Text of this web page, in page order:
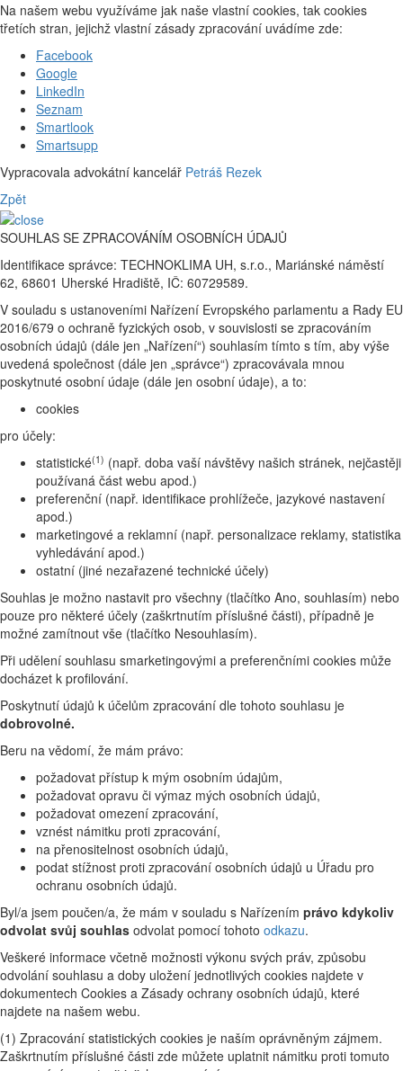
Na našem webu využíváme jak naše vlastní cookies, tak cookies
třetích stran, jejichž vlastní zásady zpracování uvádíme zde:
Facebook
Google
LinkedIn
Seznam
Smartlook
Smartsupp
Vypracovala advokátní kancelář Petráš Rezek
Zpět
SOUHLAS SE ZPRACOVÁNÍM OSOBNÍCH ÚDAJŮ
Identifikace správce: TECHNOKLIMA UH, s.r.o., Mariánské náměstí
62, 68601 Uherské Hradiště, IČ: 60729589.
V souladu s ustanoveními Nařízení Evropského parlamentu a Rady EU
2016/679 o ochraně fyzických osob, v souvislosti se zpracováním
osobních údajů (dále jen „Nařízení“) souhlasím tímto s tím, aby výše
uvedená společnost (dále jen „správce“) zpracovávala mnou
poskytnuté osobní údaje (dále jen osobní údaje), a to:
cookies
pro účely:
statistické(1) (např. doba vaší návštěvy našich stránek, nejčastěji
používaná část webu apod.)
preferenční (např. identifikace prohlížeče, jazykové nastavení
apod.)
marketingové a reklamní (např. personalizace reklamy, statistika
vyhledávání apod.)
ostatní (jiné nezařazené technické účely)
Souhlas je možno nastavit pro všechny (tlačítko Ano, souhlasím) nebo
pouze pro některé účely (zaškrtnutím příslušné části), případně je
možné zamítnout vše (tlačítko Nesouhlasím).
Při udělení souhlasu smarketingovými a preferenčními cookies může
docházet k profilování.
Poskytnutí údajů k účelům zpracování dle tohoto souhlasu je
dobrovolné.
Beru na vědomí, že mám právo:
požadovat přístup k mým osobním údajům,
požadovat opravu či výmaz mých osobních údajů,
požadovat omezení zpracování,
vznést námitku proti zpracování,
na přenositelnost osobních údajů,
podat stížnost proti zpracování osobních údajů u Úřadu pro
ochranu osobních údajů.
Byl/a jsem poučen/a, že mám v souladu s Nařízením právo kdykoliv
odvolat svůj souhlas odvolat pomocí tohoto odkazu.
Veškeré informace včetně možnosti výkonu svých práv, způsobu
odvolání souhlasu a doby uložení jednotlivých cookies najdete v
dokumentech Cookies a Zásady ochrany osobních údajů, které
najdete na našem webu.
(1) Zpracování statistických cookies je naším oprávněným zájmem.
Zaškrtnutím příslušné části zde můžete uplatnit námitku proti tomuto